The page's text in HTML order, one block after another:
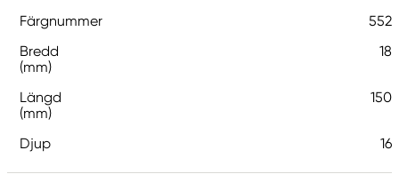
Färgnummer
552
Bredd
(mm)
18
Längd
(mm)
150
Djup 16